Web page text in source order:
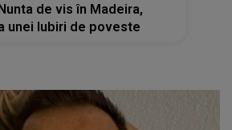
de vis în Madeira,
unei Iubiri de poveste